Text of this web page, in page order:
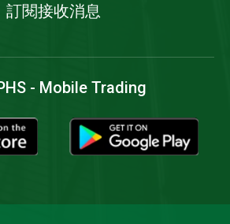
訂閱接收消息
- Mobile Trading